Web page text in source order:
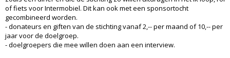
of fiets voor Intermobiel. Dit kan ook met een sponsortocht
gecombineerd worden.
- donateurs en giften van de stichting vanaf 2,-- per maand of 10,-- per
jaar voor de doelgroep.
- doelgroepers die mee willen doen aan een interview.